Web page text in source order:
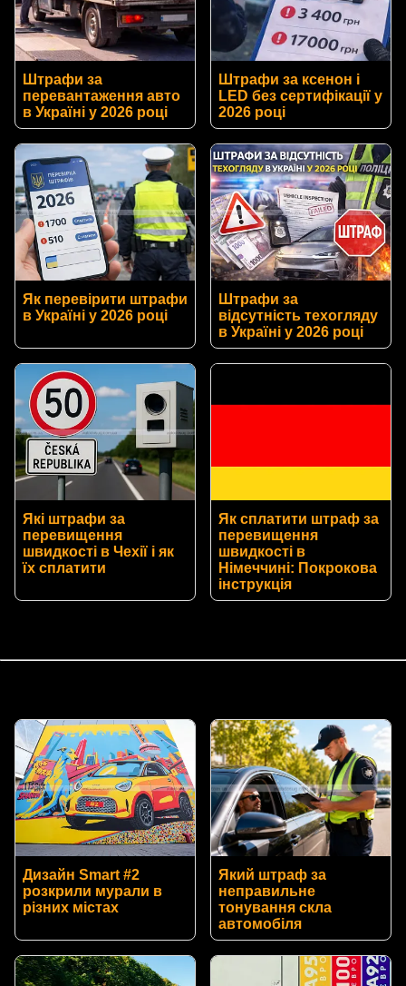
Штрафи за
перевантаження авто
в Україні у 2026 році
Штрафи за ксенон і
LED без сертифікації у
2026 році
Як перевірити штрафи
в Україні у 2026 році
Штрафи за
відсутність техогляду
в Україні у 2026 році
Які штрафи за
перевищення
швидкості в Чехії і як
їх сплатити
Як сплатити штраф за
перевищення
швидкості в
Німеччині: Покрокова
інструкція
Дизайн Smart #2
розкрили мурали в
різних містах
Який штраф за
неправильне
тонування скла
автомобіля